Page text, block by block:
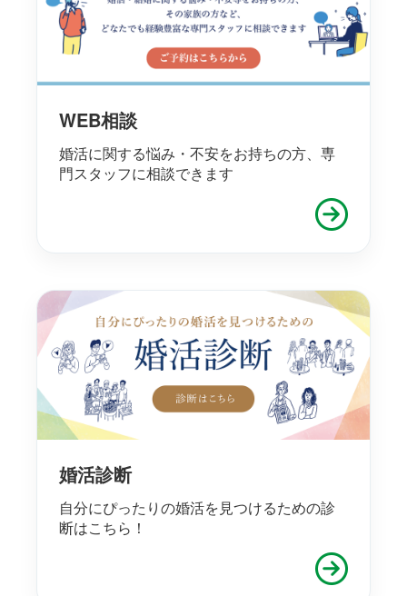
WEB相談
婚活に関する悩み・不安をお持ちの方、専
門スタッフに相談できます
婚活診断
自分にぴったりの婚活を見つけるための診
断はこちら！